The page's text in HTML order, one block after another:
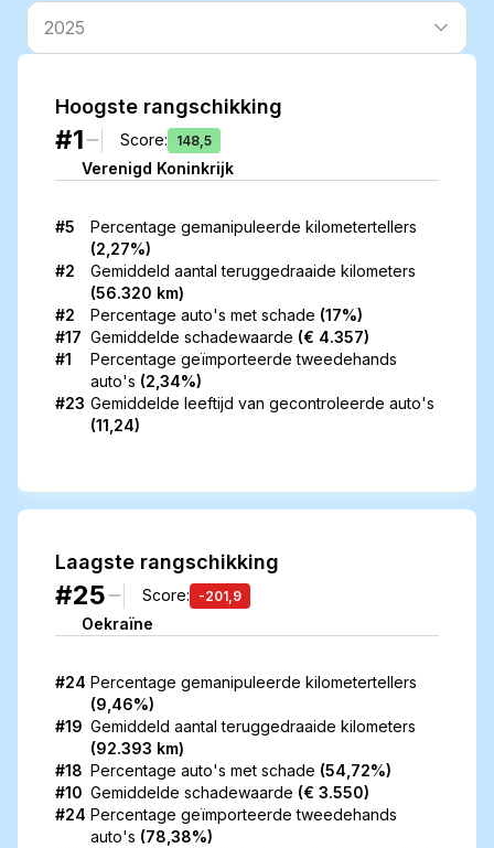
Land zoeken
2025
Hoogste rangschikking
#1 Score: 148,5
Verenigd Koninkrijk
#5 Percentage gemanipuleerde kilometertellers
(2,27%)
#2
Gemiddeld aantal teruggedraaide kilometers
(56.320 km)
#2
Percentage auto's met schade (17%)
#17 Gemiddelde schadewaarde (€ 4.357)
#1
Percentage geïmporteerde tweedehands
auto's (2,34%)
#23 Gemiddelde leeftijd van gecontroleerde auto's
(11,24)
Laagste rangschikking
#25 Score: -201,9
Oekraïne
#24 Percentage gemanipuleerde kilometertellers
(9,46%)
#19 Gemiddeld aantal teruggedraaide kilometers
(92.393 km)
#18 Percentage auto's met schade (54,72%)
#10 Gemiddelde schadewaarde (€ 3.550)
#24 Percentage geïmporteerde tweedehands
auto's (78,38%)